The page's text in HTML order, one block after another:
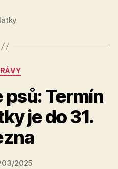
Rubriky
psů: Termín
je do 31.
Autor
u
o
a
03/2025